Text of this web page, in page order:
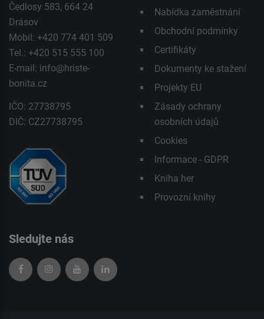
Čedlosy 583, 664 24
Drásov
Mobil: +420 774 401 509
Tel.: +420 515 555 100
E-mail: info@hriste-
bonita.cz
IČO: 27738795
DIČ: CZ27738795
Nabídka zaměstnání
Obchodní podmínky
Certifikáty
Dokumenty ke stažení
Projekty EU
Zásady ochrany
osobních údajů
Cookies
Informace - GDPR
Kniha her
Provozní knihy
Sledujte nás